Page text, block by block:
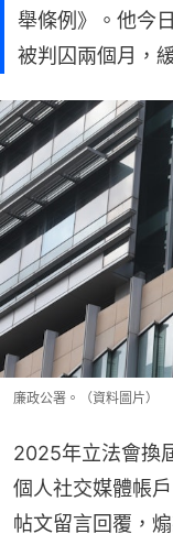
舉條例》。他今
被判囚兩個月，
廉政公署。（資料圖片）
2025年立法會換
個人社交媒體帳
帖文留言回覆，